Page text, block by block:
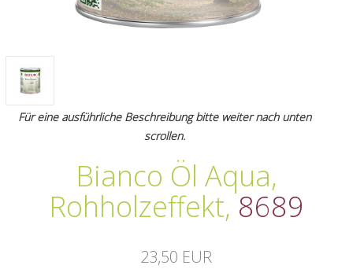
Für eine ausführliche Beschreibung bitte weiter nach unten
scrollen.
Bianco Öl Aqua,
Rohholzeffekt,8689
23,50 EUR